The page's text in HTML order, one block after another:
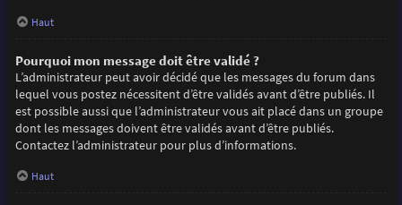
Haut
Pourquoi mon message doit être validé ?
L’administrateur peut avoir décidé que les messages du forum dans
lequel vous postez nécessitent d’être validés avant d’être publiés. Il
est possible aussi que l’administrateur vous ait placé dans un groupe
dont les messages doivent être validés avant d’être publiés.
Contactez l’administrateur pour plus d’informations.
Haut